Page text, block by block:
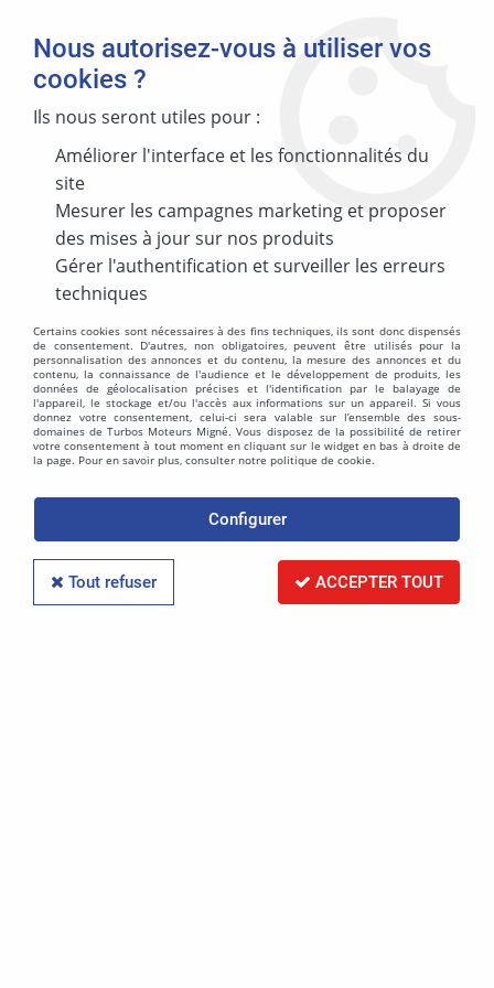
Accueil >CT DIV >CARCASSE TURBO NEUF TOYOTA
CARCASSE TURBO NEUF TOYOTA
Aucune correspondance trouvée
Politique de confidentialité
Mentions légales
Nous autorisez-vous à utiliser vos
cookies ?
Ils nous seront utiles pour :
Améliorer l'interface et les fonctionnalités du
site
Mesurer les campagnes marketing et proposer
des mises à jour sur nos produits
Gérer l'authentification et surveiller les erreurs
techniques
Certains cookies sont nécessaires à des fins techniques, ils sont donc dispensés
de consentement. D'autres, non obligatoires, peuvent être utilisés pour la
personnalisation des annonces et du contenu, la mesure des annonces et du
contenu, la connaissance de l'audience et le développement de produits, les
données de géolocalisation précises et l'identification par le balayage de
l'appareil, le stockage et/ou l'accès aux informations sur un appareil. Si vous
donnez votre consentement, celui-ci sera valable sur l’ensemble des sous-
domaines de Turbos Moteurs Migné. Vous disposez de la possibilité de retirer
votre consentement à tout moment en cliquant sur le widget en bas à droite de
la page. Pour en savoir plus, consulter notre politique de cookie.
Configurer
Tout refuser ACCEPTER TOUT